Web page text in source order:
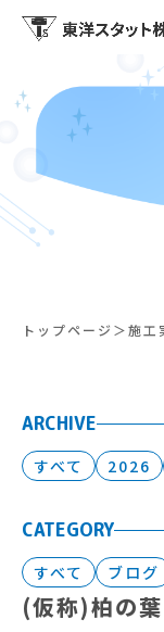
トップページ 施工
ARCHIVE
すべて 2026
CATEGORY
すべて ブログ
(仮称)柏の